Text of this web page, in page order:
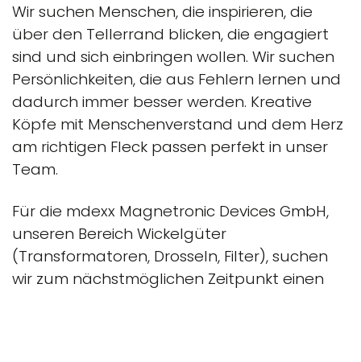
Wir suchen Menschen, die inspirieren, die
über den Tellerrand blicken, die engagiert
sind und sich einbringen wollen. Wir suchen
Persönlichkeiten, die aus Fehlern lernen und
dadurch immer besser werden. Kreative
Köpfe mit Menschenverstand und dem Herz
am richtigen Fleck passen perfekt in unser
Team.
Für die mdexx Magnetronic Devices GmbH,
unseren Bereich Wickelgüter
(Transformatoren, Drosseln, Filter), suchen
wir zum nächstmöglichen Zeitpunkt einen